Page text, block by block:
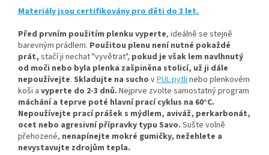
Materiály jsou certifikovány pro děti do 3 let.
Před prvním použitím plenku vyperte, ideálně se stejně
barevným prádlem. Použitou plenu není nutné pokaždé
prát, stačí ji nechat "vyvětrat", pokud je však lem navlhnutý
od moči nebo byla plenka zašpiněna stolicí, už ji dále
nepoužívejte. Skladujte na sucho vPUL pytlinebo plenkovém
koši a vyperte do 2-3 dnů. Nejprve zvolte samostatný program
máchání a teprve poté hlavní prací cyklus na 60°C.
Nepoužívejte prací prášek s mýdlem, aviváž, perkarbonát,
ocet nebo agresivní přípravky typu Savo. Sušte volně
přehozené, nenapínejte mokré gumičky, nežehlete a
nevystavujte zdrojům tepla.